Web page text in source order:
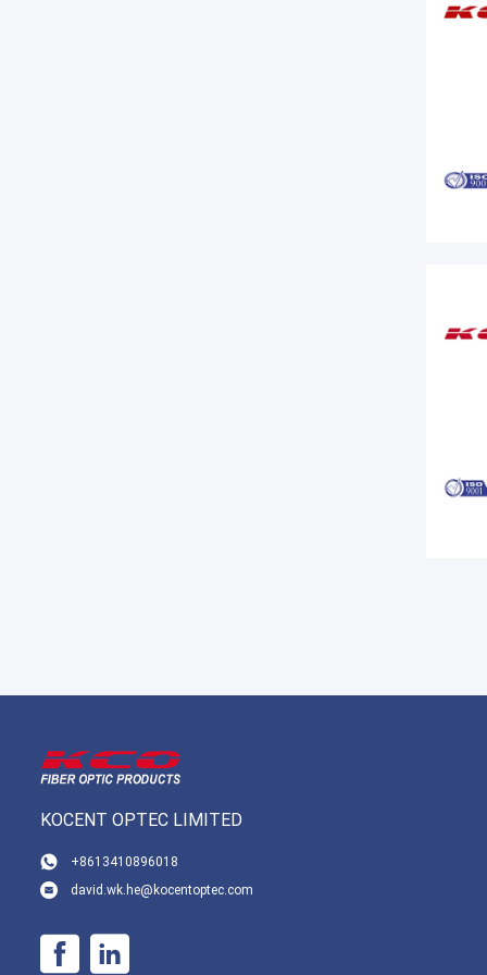
KOCENT OPTEC LIMITED
+8613410896018
david.wk.he@kocentoptec.com